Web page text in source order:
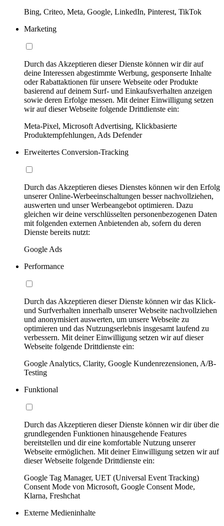
Bing, Criteo, Meta, Google, LinkedIn, Pinterest, TikTok
Marketing
Durch das Akzeptieren dieser Dienste können wir dir auf
deine Interessen abgestimmte Werbung, gesponserte Inhalte
oder Rabattaktionen für unsere Webseite oder Produkte
basierend auf deinem Surf- und Einkaufsverhalten anzeigen
sowie deren Erfolge messen. Mit deiner Einwilligung setzen
wir auf dieser Webseite folgende Drittdienste ein:
Meta-Pixel, Microsoft Advertising, Klickbasierte
Produktempfehlungen, Ads Defender
Erweitertes Conversion-Tracking
Durch das Akzeptieren dieses Dienstes können wir den Erfolg
unserer Online-Werbeeinschaltungen besser nachvollziehen,
auswerten und unser Werbeangebot optimieren. Dazu
gleichen wir deine verschlüsselten personenbezogenen Daten
mit folgenden externen Anbietenden ab, sofern du deren
Dienste bereits nutzt:
Google Ads
Performance
Durch das Akzeptieren dieser Dienste können wir das Klick-
und Surfverhalten innerhalb unserer Webseite nachvollziehen
und anonymisiert auswerten, um unsere Webseite zu
optimieren und das Nutzungserlebnis insgesamt laufend zu
verbessern. Mit deiner Einwilligung setzen wir auf dieser
Webseite folgende Drittdienste ein:
Google Analytics, Clarity, Google Kundenrezensionen, A/B-
Testing
Funktional
Durch das Akzeptieren dieser Dienste können wir dir über die
grundlegenden Funktionen hinausgehende Features
bereitstellen und dir eine komfortable Nutzung unserer
Webseite ermöglichen. Mit deiner Einwilligung setzen wir auf
dieser Webseite folgende Drittdienste ein:
Google Tag Manager, UET (Universal Event Tracking)
Consent Mode von Microsoft, Google Consent Mode,
Klarna, Freshchat
Externe Medieninhalte